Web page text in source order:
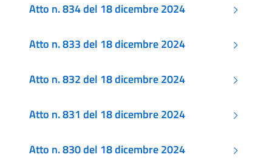
Atto n. 834 del 18 dicembre 2024
Atto n. 833 del 18 dicembre 2024
Atto n. 832 del 18 dicembre 2024
Atto n. 831 del 18 dicembre 2024
Atto n. 830 del 18 dicembre 2024